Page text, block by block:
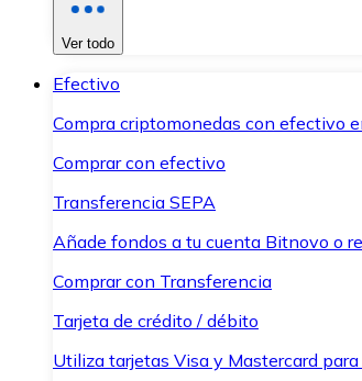
Ver todo
Efectivo
Compra criptomonedas con efectivo
Comprar con efectivo
Transferencia SEPA
Añade fondos a tu cuenta Bitnovo o
Comprar con Transferencia
Tarjeta de crédito / débito
Utiliza tarjetas Visa y Mastercard